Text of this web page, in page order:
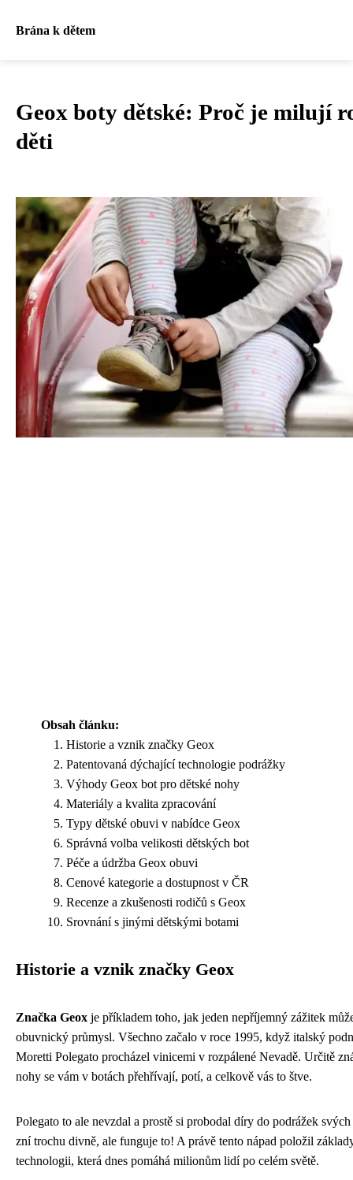
Brána k dětem
Geox boty dětské: Proč je milují
děti
Obsah článku:
Historie a vznik značky Geox
Patentovaná dýchající technologie podrážky
Výhody Geox bot pro dětské nohy
Materiály a kvalita zpracování
Typy dětské obuvi v nabídce Geox
Správná volba velikosti dětských bot
Péče a údržba Geox obuvi
Cenové kategorie a dostupnost v ČR
Recenze a zkušenosti rodičů s Geox
Srovnání s jinými dětskými botami
Historie a vznik značky Geox
Značka Geox je příkladem toho, jak jeden nepříjemný zážitek
obuvnický průmysl. Všechno začalo v roce 1995, když italský
Moretti Polegato procházel vinicemi v rozpálené Nevadě. Určitě
nohy se vám v botách přehřívají, potí, a celkově vás to štve.
Polegato to ale nevzdal a prostě si probodal díry do podrážek
zní trochu divně, ale funguje to! A právě tento nápad položil
technologii, která dnes pomáhá milionům lidí po celém světě.